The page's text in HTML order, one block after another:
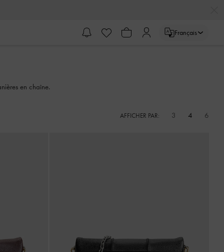
Français
en chaîne.
AFFICHER PAR: 3 4 6